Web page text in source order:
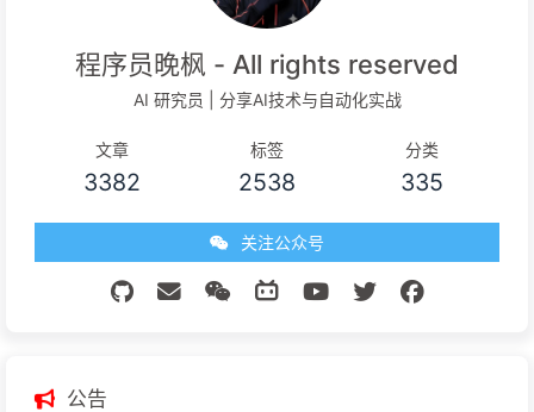
程序员晚枫 - All rights reserved
AI 研究员 | 分享AI技术与自动化实战
文章
3382
标签
2538
分类
335
关注公众号
公告